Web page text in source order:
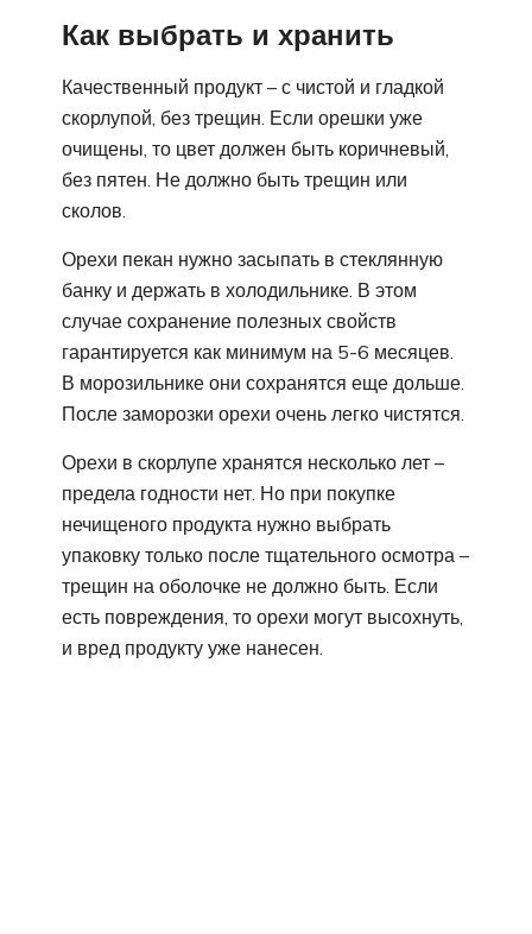
Как выбрать и хранить
Качественный продукт – с чистой и гладкой
скорлупой, без трещин. Если орешки уже
очищены, то цвет должен быть коричневый,
без пятен. Не должно быть трещин или
сколов.
Орехи пекан нужно засыпать в стеклянную
банку и держать в холодильнике. В этом
случае сохранение полезных свойств
гарантируется как минимум на 5-6 месяцев.
В морозильнике они сохранятся еще дольше.
После заморозки орехи очень легко чистятся.
Орехи в скорлупе хранятся несколько лет –
предела годности нет. Но при покупке
нечищеного продукта нужно выбрать
упаковку только после тщательного осмотра –
трещин на оболочке не должно быть. Если
есть повреждения, то орехи могут высохнуть,
и вред продукту уже нанесен.